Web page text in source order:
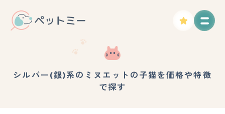
シルバー(銀)系のミヌエットの子猫を価格や特徴
で探す